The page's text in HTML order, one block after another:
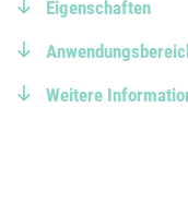
Eigenschaften
Weitere